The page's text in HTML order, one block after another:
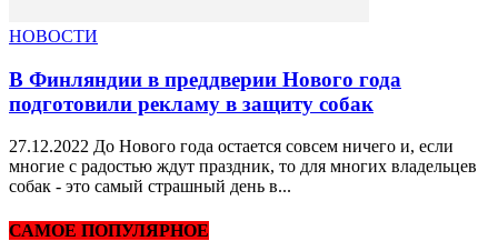
НОВОСТИ
В Финляндии в преддверии Нового года
подготовили рекламу в защиту собак
27.12.2022 До Нового года остается совсем ничего и, если
многие с радостью ждут праздник, то для многих владельцев
собак - это самый страшный день в...
САМОЕ ПОПУЛЯРНОЕ